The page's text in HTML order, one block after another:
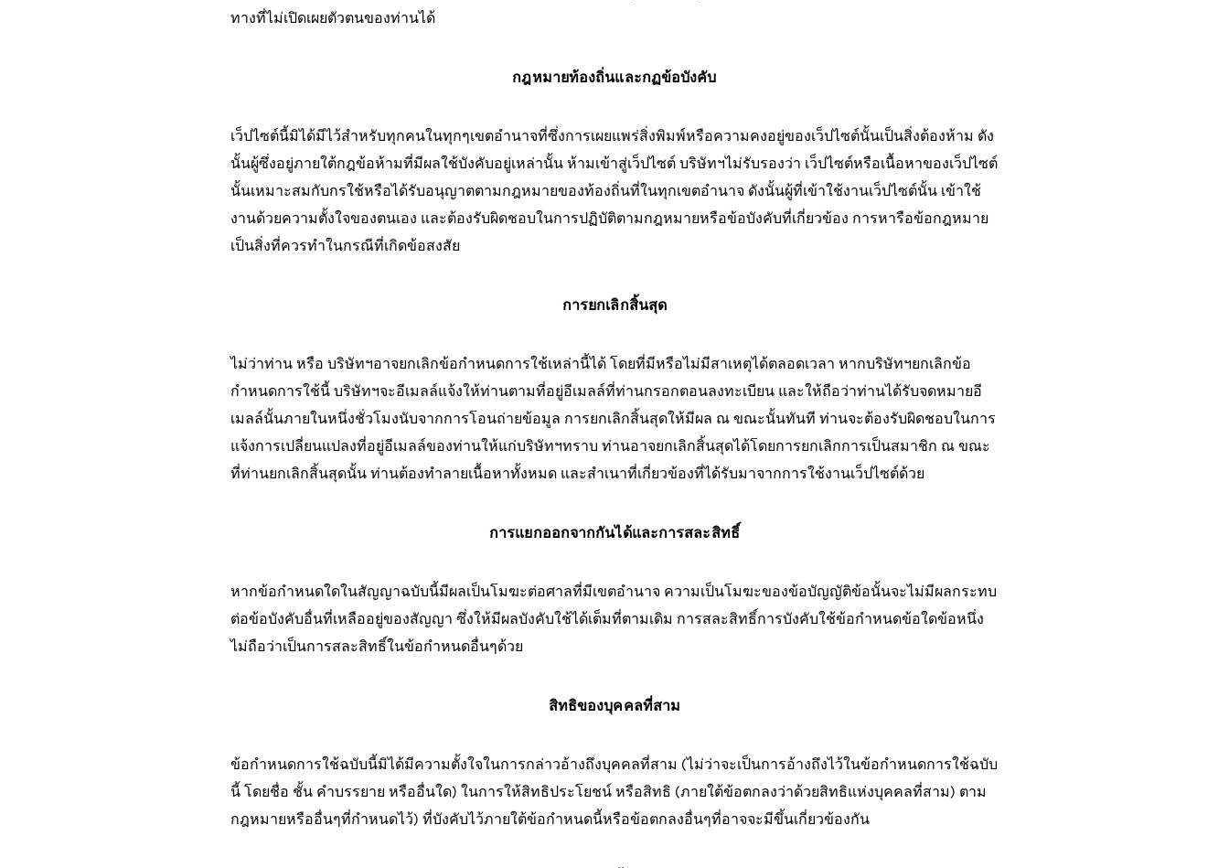
ทางที่ไม่เปิดเผยตัวตนของท่านได้
กฎหมายท้องถิ่นและกฏข้อบังคับ
เว็ปไซต์นี้มิได้มีไว้สำหรับทุกคนในทุกๆเขตอำนาจที่ซึ่งการเผยแพร่สิ่งพิมพ์หรือความคงอยู่ของเว็ปไซต์นั้นเป็นสิ่งต้องห้าม ดัง
นั้นผู้ซึ่งอยู่ภายใต้กฎข้อห้ามที่มีผลใช้บังคับอยู่เหล่านั้น ห้ามเข้าสู่เว็ปไซต์ บริษัทฯไม่รับรองว่า เว็ปไซต์หรือเนื้อหาของเว็ปไซต์
นั้นเหมาะสมกับกรใช้หรือได้รับอนุญาตตามกฎหมายของท้องถิ่นที่ในทุกเขตอำนาจ ดังนั้นผู้ที่เข้าใช้งานเว็ปไซต์นั้น เข้าใช้
งานด้วยความตั้งใจของตนเอง และต้องรับผิดชอบในการปฏิบัติตามกฎหมายหรือข้อบังคับที่เกี่ยวข้อง การหารือข้อกฎหมาย
เป็นสิ่งที่ควรทำในกรณีที่เกิดข้อสงสัย
การยกเลิกสิ้นสุด
ไม่ว่าท่าน หรือ บริษัทฯอาจยกเลิกข้อกำหนดการใช้เหล่านี้ได้ โดยที่มีหรือไม่มีสาเหตุได้ตลอดเวลา หากบริษัทฯยกเลิกข้อ
กำหนดการใช้นี้ บริษัทฯจะอีเมลล์แจ้งให้ท่านตามที่อยู่อีเมลล์ที่ท่านกรอกตอนลงทะเบียน และให้ถือว่าท่านได้รับจดหมายอี
เมลล์นั้นภายในหนึ่งชั่วโมงนับจากการโอนถ่ายข้อมูล การยกเลิกสิ้นสุดให้มีผล ณ ขณะนั้นทันที ท่านจะต้องรับผิดชอบในการ
แจ้งการเปลี่ยนแปลงที่อยู่อีเมลล์ของท่านให้แก่บริษัทฯทราบ ท่านอาจยกเลิกสิ้นสุดได้โดยการยกเลิกการเป็นสมาชิก ณ ขณะ
ที่ท่านยกเลิกสิ้นสุดนั้น ท่านต้องทำลายเนื้อหาทั้งหมด และสำเนาที่เกี่ยวข้องที่ได้รับมาจากการใช้งานเว็ปไซต์ด้วย
การแยกออกจากกันได้และการสละสิทธิ์
หากข้อกำหนดใดในสัญญาฉบับนี้มีผลเป็นโมฆะต่อศาลที่มีเขตอำนาจ ความเป็นโมฆะของข้อบัญญัติข้อนั้นจะไม่มีผลกระทบ
ต่อข้อบังคับอื่นที่เหลืออยู่ของสัญญา ซึ่งให้มีผลบังคับใช้ได้เต็มที่ตามเดิม การสละสิทธิ์การบังคับใช้ข้อกำหนดข้อใดข้อหนึ่ง
ไม่ถือว่าเป็นการสละสิทธิ์ในข้อกำหนดอื่นๆด้วย
สิทธิของบุคคลที่สาม
ข้อกำหนดการใช้ฉบับนี้มิได้มีความตั้งใจในการกล่าวอ้างถึงบุคคลที่สาม (ไม่ว่าจะเป็นการอ้างถึงไว้ในข้อกำหนดการใช้ฉบับ
นี้ โดยชื่อ ชั้น คำบรรยาย หรืออื่นใด) ในการให้สิทธิประโยชน์ หรือสิทธิ (ภายใต้ข้อตกลงว่าด้วยสิทธิแห่งบุคคลที่สาม) ตาม
กฎหมายหรืออื่นๆที่กำหนดไว้) ที่บังคับไว้ภายใต้ข้อกำหนดนี้หรือข้อตกลงอื่นๆที่อาจจะมีขึ้นเกี่ยวข้องกัน